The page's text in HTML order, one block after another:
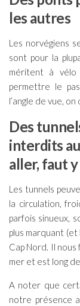
les autres
Les norvégiens
sont pour la
méritent à
permettre le
l’angle de vue,
Des
interdits
aller, faut
Les tunnels
la circulation,
parfois sinueux,
plus marquant
Cap Nord. Il
mer et est long
A noter que
notre présence